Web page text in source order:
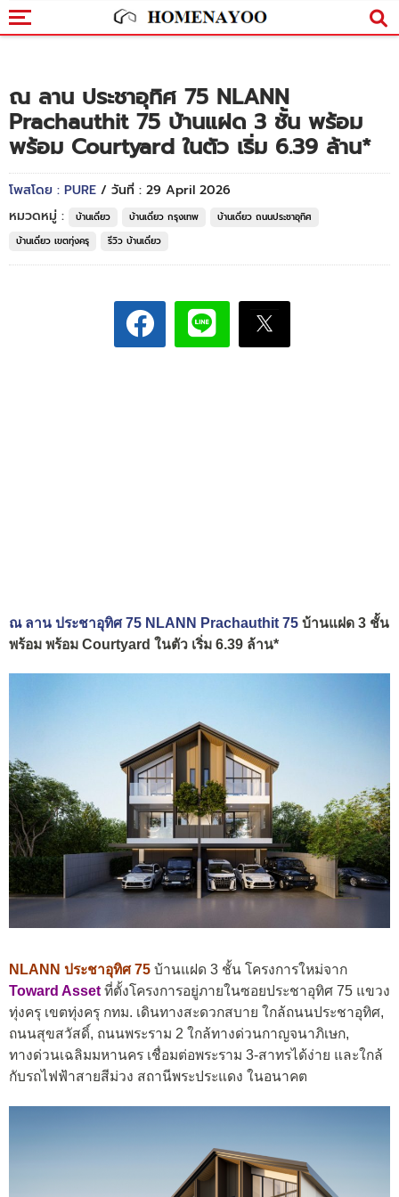
ณ ลาน ประชาอุทิศ 75 NLANN
Prachauthit 75 บ้านแฝด 3 ชั้น พร้อม
พร้อม Courtyard ในตัว เริ่ม 6.39 ล้าน*
โพสโดย : PURE / วันที่ : 29 April 2026
หมวดหมู่ :
บ้านเดี่ยว บ้านเดี่ยว กรุงเทพ
บ้านเดี่ยว ถนนประชาอุทิศ
บ้านเดี่ยว เขตทุ่งครุ
รีวิว บ้านเดี่ยว
ณ ลาน ประชาอุทิศ 75 NLANN Prachauthit 75 บ้านแฝด 3 ชั้น
พร้อม พร้อม Courtyard ในตัว เริ่ม 6.39 ล้าน*
NLANN ประชาอุทิศ 75 บ้านแฝด 3 ชั้น โครงการใหม่จาก
Toward Asset ที่ตั้งโครงการอยู่ภายในซอยประชาอุทิศ 75 แขวง
ทุ่งครุ เขตทุ่งครุ กทม. เดินทางสะดวกสบาย ใกล้ถนนประชาอุทิศ,
ถนนสุขสวัสดิ์, ถนนพระราม 2 ใกล้ทางด่วนกาญจนาภิเษก,
ทางด่วนเฉลิมมหานคร เชื่อมต่อพระราม 3-สาทรได้ง่าย และใกล้
กับรถไฟฟ้าสายสีม่วง สถานีพระประแดง ในอนาคต